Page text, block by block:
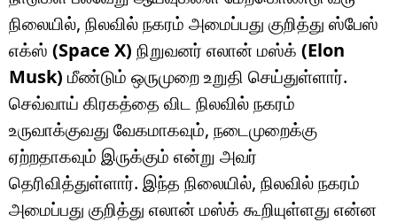
நிலையில், நிலவில் நகரம் அமைப்பது குறித்து ஸ்பேஸ்
எக்ஸ் (Space X) நிறுவனர் எலான் மஸ்க் (Elon
Musk) மீண்டும் ஒருமுறை உறுதி செய்துள்ளார்.
செவ்வாய் கிரகத்தை விட நிலவில் நகரம்
உருவாக்குவது வேகமாகவும், நடைமுறைக்கு
ஏற்றதாகவும் இருக்கும் என்று அவர்
தெரிவித்துள்ளார். இந்த நிலையில், நிலவில் நகரம்
அமைப்பது குறித்து எலான் மஸ்க் கூறியுள்ளது என்ன